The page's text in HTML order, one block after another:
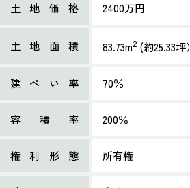
土地価格 2400万円
土地面積 83.73m2 (約25.33坪）
建ぺい率 70％
容積率 200％
権利形態 所有権